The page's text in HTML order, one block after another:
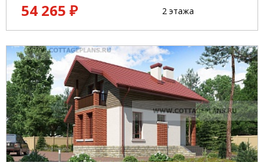
54 265 ₽
2 этажа